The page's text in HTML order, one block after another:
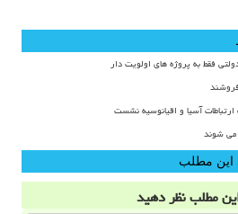
فقط به پروژه های اولویت دار
آسیا و اقیانوسیه نشست
می شوند
این مطلب
مطلبنظر دهید